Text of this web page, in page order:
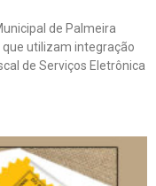
de Palmeira
utilizam integração
de Serviços Eletrônica